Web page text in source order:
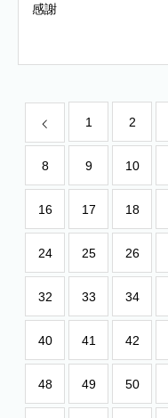
感謝
1 2
8 9 10
16 17 18
24 25 26
32 33 34
40 41 42
48 49 50